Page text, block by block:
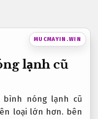
MUCMAYIN.WIN
lạnh cũ
bình nóng lạnh cũ
loại lớn hơn. bên